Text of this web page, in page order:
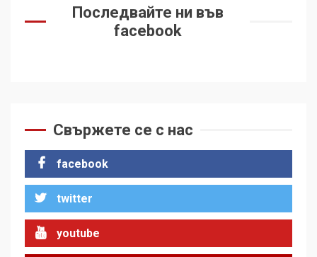
Последвайте ни във
facebook
Свържете се с нас
facebook
twitter
youtube